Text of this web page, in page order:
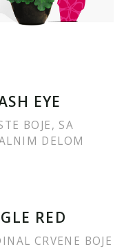
EYE
BOJE, SA
DELOM
RED
CRVENE BOJE